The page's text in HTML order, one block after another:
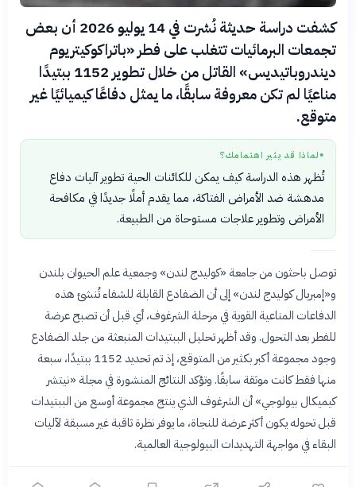
كشفت دراسة حديثة نُشرت في 14 يوليو 2026 أن بعض
تجمعات البرمائيات تتغلب على فطر «باتراكوكيتريوم
ديندروباتيديس» القاتل من خلال تطوير 1152 ببتيدًا
مناعيًا لم تكن معروفة سابقًا، ما يمثل دفاعًا كيميائيًا غير
متوقع.
● لماذا قد يثير اهتمامك؟
تُظهر هذه الدراسة كيف يمكن للكائنات الحية تطوير آليات دفاع
مدهشة ضد الأمراض الفتاكة، مما يقدم أملًا جديدًا في مكافحة
الأمراض وتطوير علاجات مستوحاة من الطبيعة.
توصل باحثون من جامعة «كوليدج لندن» وجمعية علم الحيوان بلندن
و«إمبريال كوليدج لندن» إلى أن الضفادع القابلة للشفاء تُنشئ هذه
الدفاعات المناعية القوية في مرحلة الشرغوف، أي قبل أن تصبح عرضة
للفطر بعد التحول. وقد أظهر تحليل الببتيدات المنبعثة من جلد الضفادع
وجود مجموعة أكبر بكثير من المتوقع، إذ تم تحديد 1152 ببتيدًا، سبعة
منها فقط كانت موثقة سابقًا. وتؤكد النتائج المنشورة في مجلة «نيتشر
كيميكال بيولوجي» أن الشرغوف الذي ينتج مجموعة أوسع من الببتيدات
قبل تحوله يكون أكثر عرضة للنجاة، ما يوفر نظرة ثاقبة غير مسبقة لآليات
البقاء في مواجهة التهديدات البيولوجية العالمية.